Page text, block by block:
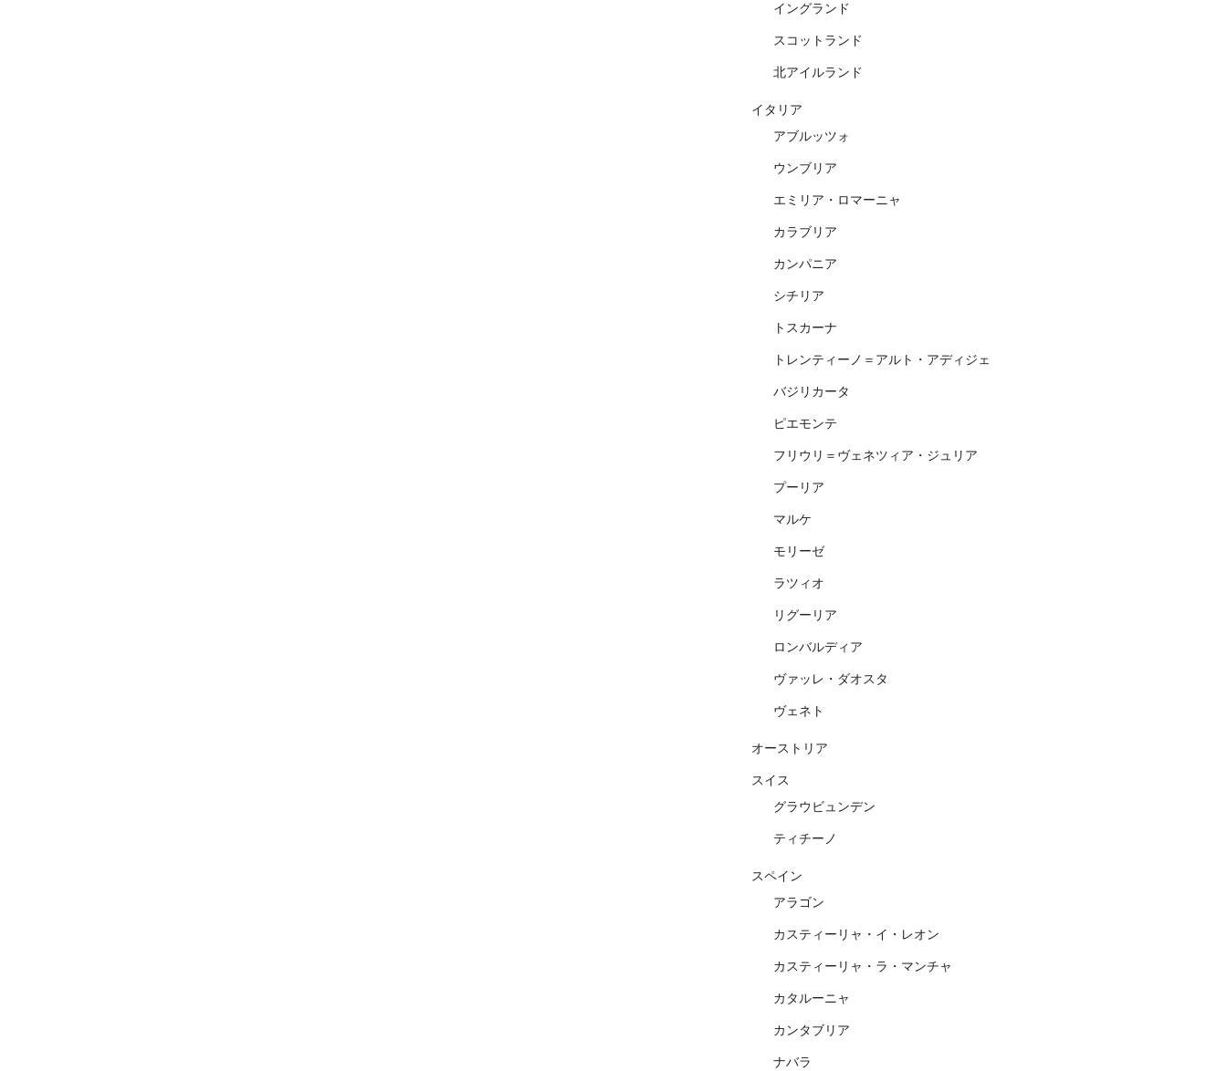
イングランド
スコットランド
北アイルランド
イタリア
アブルッツォ
ウンブリア
エミリア・ロマーニャ
カラブリア
カンパニア
シチリア
トスカーナ
トレンティーノ＝アルト・アディジェ
バジリカータ
ピエモンテ
フリウリ＝ヴェネツィア・ジュリア
プーリア
マルケ
モリーゼ
ラツィオ
リグーリア
ロンバルディア
ヴァッレ・ダオスタ
ヴェネト
オーストリア
スイス
グラウビュンデン
ティチーノ
スペイン
アラゴン
カスティーリャ・イ・レオン
カスティーリャ・ラ・マンチャ
カタルーニャ
カンタブリア
ナバラ